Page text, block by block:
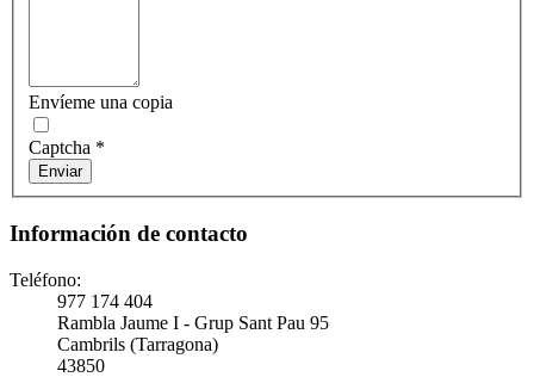
Envíeme una copia
Captcha *
Enviar
Información de contacto
Teléfono:
977 174 404
Rambla Jaume I - Grup Sant Pau 95
Cambrils (Tarragona)
43850